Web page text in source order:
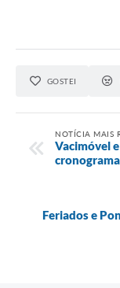
GOSTEI
NOTÍCIA MAIS
Vacimóvel
Feriados e